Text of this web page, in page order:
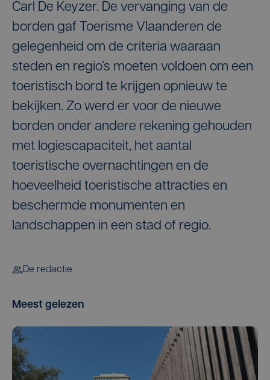
Carl De Keyzer. De vervanging van de
borden gaf Toerisme Vlaanderen de
gelegenheid om de criteria waaraan
steden en regio’s moeten voldoen om een
toeristisch bord te krijgen opnieuw te
bekijken. Zo werd er voor de nieuwe
borden onder andere rekening gehouden
met logiescapaciteit, het aantal
toeristische overnachtingen en de
hoeveelheid toeristische attracties en
beschermde monumenten en
landschappen in een stad of regio.
De redactie
Meest gelezen